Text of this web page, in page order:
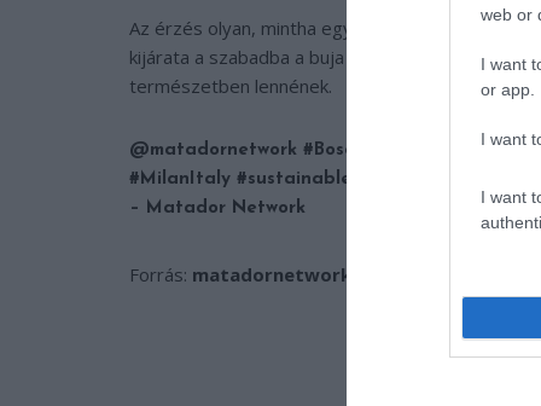
web or
I want
or app.
I want
I want
Az érzés olyan, mintha egy kis zöld oázisban
kijárata a szabadba a buja növényzet közé, ahol
természetben lennének.
@matadornetwork #BoscoVerticale literally
#MilanItaly #sustainableliving
– Matador Network
Forrás: matadornetwork.com